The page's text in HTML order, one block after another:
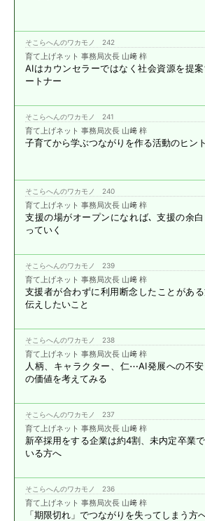
そこらへんのワカモノ 242
育て上げネット 事務局次長 山﨑 梓
AIはカウンセラーではなく社会資源を提
ートナー
そこらへんのワカモノ 241
育て上げネット 事務局次長 山﨑 梓
子育てから学ぶつながりを作る活動のヒント
そこらへんのワカモノ 240
育て上げネット 事務局次長 山﨑 梓
支援の場がオープンになれば､支援の余
っていく
そこらへんのワカモノ 239
育て上げネット 事務局次長 山﨑 梓
支援者が合わずに利用断念したことがあ
伝えしたいこと
そこらへんのワカモノ 238
育て上げネット 事務局次長 山﨑 梓
人柄、キャラクター、仁⋯AI発展への不安
の価値を考えてみる
そこらへんのワカモノ 237
育て上げネット 事務局次長 山﨑 梓
新卒採用をする企業は約4割、未内定卒業
いる方へ
そこらへんのワカモノ 236
育て上げネット 事務局次長 山﨑 梓
「期限切れ」でつながりを失ってしまう方